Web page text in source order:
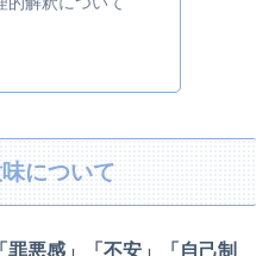
について
「罪悪感」「不安」「自己制